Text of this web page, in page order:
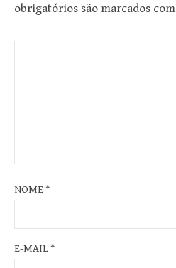
obrigatórios são marcados com
NOME*
E-MAIL*